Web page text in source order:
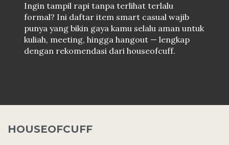
Ingin tampil rapi tanpa terlihat terlalu
formal? Ini daftar item smart casual wajib
punya yang bikin gaya kamu selalu aman untuk
kuliah, meeting, hingga hangout — lengkap
dengan rekomendasi dari houseofcuff.
HOUSEOFCUFF